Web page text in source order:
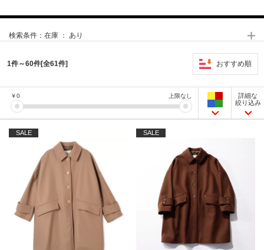
検索条件： 在庫 ： あり
1件～60件[全61件] おすすめ順
￥0 上限なし
詳細な
絞り込み
SALE SALE